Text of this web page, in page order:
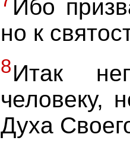
Ибо
но к
8Итак
человеку,
Духа